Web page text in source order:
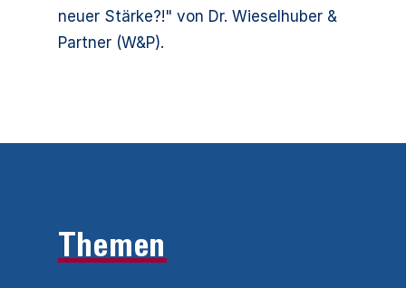
neuer Stärke?!" von Dr. Wieselhuber &
Partner (W&P).
Themen